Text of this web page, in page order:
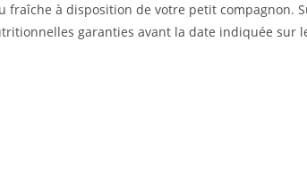
fraîche à disposition de votre petit compagnon.
garanties avant la date indiquée sur